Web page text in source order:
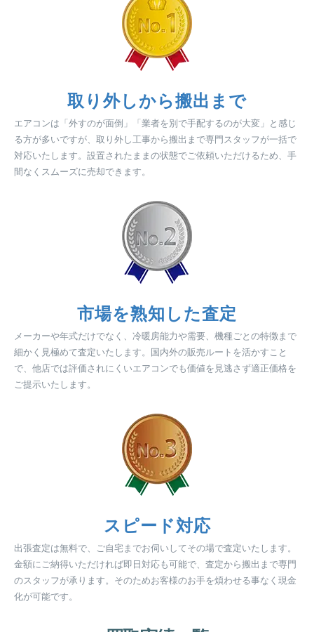
取り外しから搬出まで
エアコンは「外すのが面倒」「業者を別で手配するのが大変」と感じ
る方が多いですが、取り外し工事から搬出まで専門スタッフが一括で
対応いたします。設置されたままの状態でご依頼いただけるため、手
間なくスムーズに売却できます。
市場を熟知した査定
メーカーや年式だけでなく、冷暖房能力や需要、機種ごとの特徴まで
細かく見極めて査定いたします。国内外の販売ルートを活かすこと
で、他店では評価されにくいエアコンでも価値を見逃さず適正価格を
ご提示いたします。
スピード対応
出張査定は無料で、ご自宅までお伺いしてその場で査定いたします。
金額にご納得いただければ即日対応も可能で、査定から搬出まで専門
のスタッフが承ります。そのためお客様のお手を煩わせる事なく現金
化が可能です。